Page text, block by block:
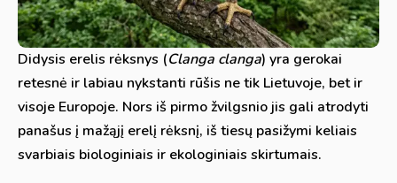
Didysis erelis rėksnys (Clanga clanga) yra gerokai
retesnė ir labiau nykstanti rūšis ne tik Lietuvoje, bet ir
visoje Europoje. Nors iš pirmo žvilgsnio jis gali atrodyti
panašus į mažąjį erelį rėksnį, iš tiesų pasižymi keliais
svarbiais biologiniais ir ekologiniais skirtumais.